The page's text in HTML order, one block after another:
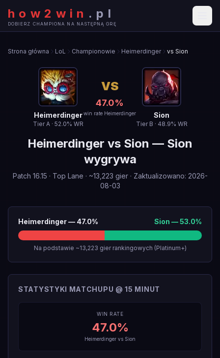
how2win . pl
DOBIERZ CHAMPIONA NA NASTĘPNĄ GRĘ
Strona główna LoL Championowie Heimerdinger vs Sion
Heimerdinger
TierA· 52.0% WR
VS
47.0%
win rate Heimerdinger Sion
Tier B · 48.9% WR
Heimerdinger vs Sion — Sion
wygrywa
Patch 16.15 · Top Lane · ~13,223 gier· Zaktualizowano: 2026-
08-03
Heimerdinger— 47.0% Sion —53.0%
Na podstawie ~13,223 gier rankingowych (Platinum+)
STATYSTYKI MATCHUPU @ 15 MINUT
WIN RATE
47.0%
Heimerdinger vs Sion